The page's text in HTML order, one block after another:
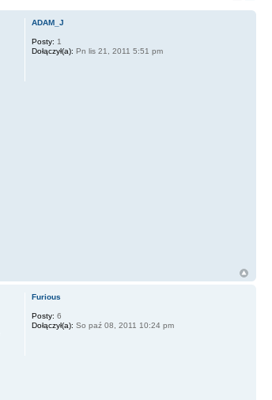
ADAM_J
Posty: 1
Dołączył(a): Pn lis 21, 2011 5:51 pm
Furious
Posty: 6
Dołączył(a): So paź 08, 2011 10:24 pm